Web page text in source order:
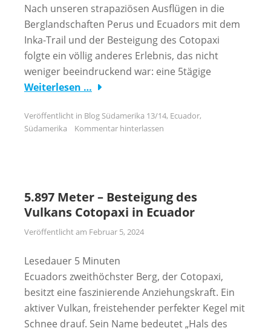
Nach unseren strapaziösen Ausflügen in die
Berglandschaften Perus und Ecuadors mit dem
Inka-Trail und der Besteigung des Cotopaxi
folgte ein völlig anderes Erlebnis, das nicht
weniger beeindruckend war: eine 5tägige
Weiterlesen …
Veröffentlicht in Blog Südamerika 13/14, Ecuador,
Südamerika
Kommentar hinterlassen
5.897 Meter – Besteigung des
Vulkans Cotopaxi in Ecuador
Veröffentlicht am Februar 5, 2024
Lesedauer 5 Minuten
Ecuadors zweithöchster Berg, der Cotopaxi,
besitzt eine faszinierende Anziehungskraft. Ein
aktiver Vulkan, freistehender perfekter Kegel mit
Schnee drauf. Sein Name bedeutet „Hals des